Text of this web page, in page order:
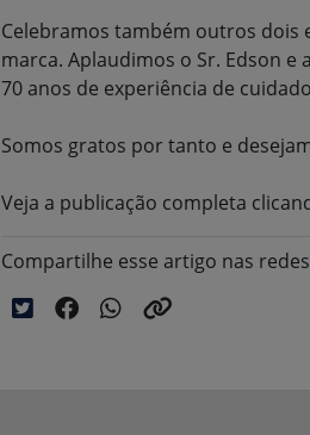
Celebramos também outros dois
marca. Aplaudimos o Sr. Edson
70 anos de experiência de
Somos gratos por tanto e
Veja a publicação completa
Compartilhe esse artigo nas